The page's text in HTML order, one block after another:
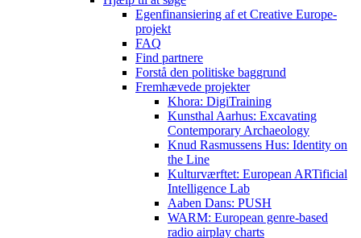
Egenfinansiering af et Creative Europe-
projekt
FAQ
Find partnere
Forstå den politiske baggrund
Fremhævede projekter
Khora: DigiTraining
Kunsthal Aarhus: Excavating
Contemporary Archaeology
Knud Rasmussens Hus: Identity on
the Line
Kulturværftet: European ARTificial
Intelligence Lab
Aaben Dans: PUSH
WARM: European genre-based
radio airplay charts